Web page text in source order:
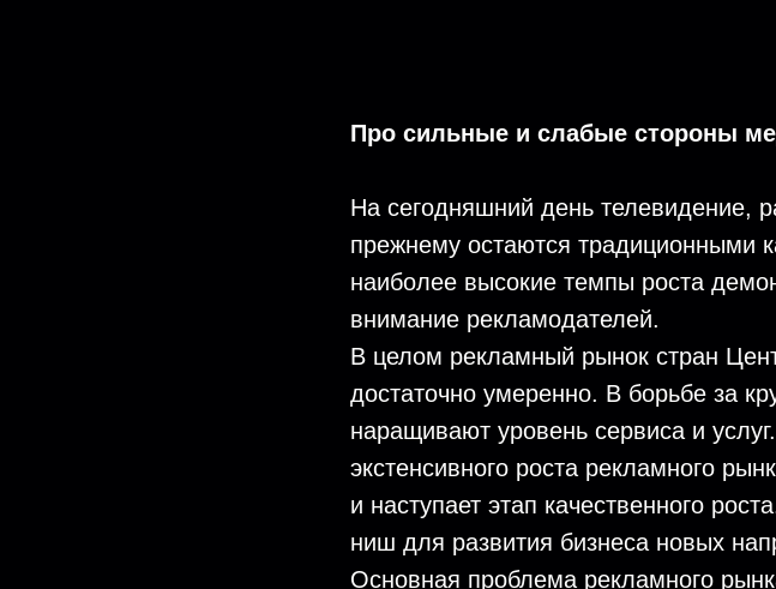
Про сильные и слабые стороны
На сегодняшний день телевидение,
прежнему остаются традиционными
наиболее высокие темпы роста
внимание рекламодателей.
В целом рекламный рынок стран
достаточно умеренно. В борьбе за
наращивают уровень сервиса и
экстенсивного роста рекламного
и наступает этап качественного
ниш для развития бизнеса новых
Основная проблема рекламного